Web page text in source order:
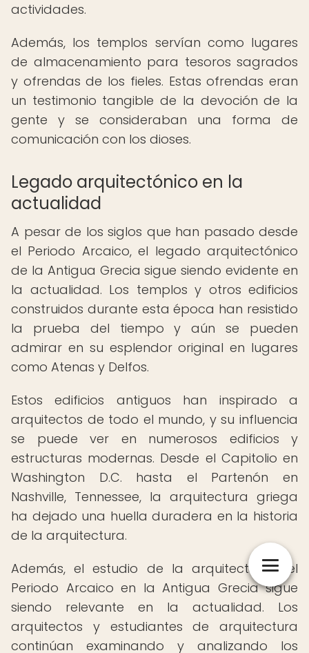
actividades.
Además, los templos servían como lugares
de almacenamiento para tesoros sagrados
y ofrendas de los fieles. Estas ofrendas eran
un testimonio tangible de la devoción de la
gente y se consideraban una forma de
comunicación con los dioses.
Legado arquitectónico en la
actualidad
A pesar de los siglos que han pasado desde
el Periodo Arcaico, el legado arquitectónico
de la Antigua Grecia sigue siendo evidente en
la actualidad. Los templos y otros edificios
construidos durante esta época han resistido
la prueba del tiempo y aún se pueden
admirar en su esplendor original en lugares
como Atenas y Delfos.
Estos edificios antiguos han inspirado a
arquitectos de todo el mundo, y su influencia
se puede ver en numerosos edificios y
estructuras modernas. Desde el Capitolio en
Washington D.C. hasta el Partenón en
Nashville, Tennessee, la arquitectura griega
ha dejado una huella duradera en la historia
de la arquitectura.
Además, el estudio de la arquitectura del
Periodo Arcaico en la Antigua Grecia sigue
siendo relevante en la actualidad. Los
arquitectos y estudiantes de arquitectura
continúan examinando y analizando los